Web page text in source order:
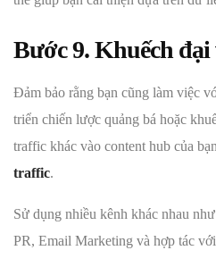
Bước 9. Khuếch đại
Đảm bảo rằng bạn cũng làm việc
triển chiến lược quảng bá hoặc
traffic khác vào content hub của
traffic.
Sử dụng nhiều kênh khác nhau
PR, Email Marketing và hợp tác